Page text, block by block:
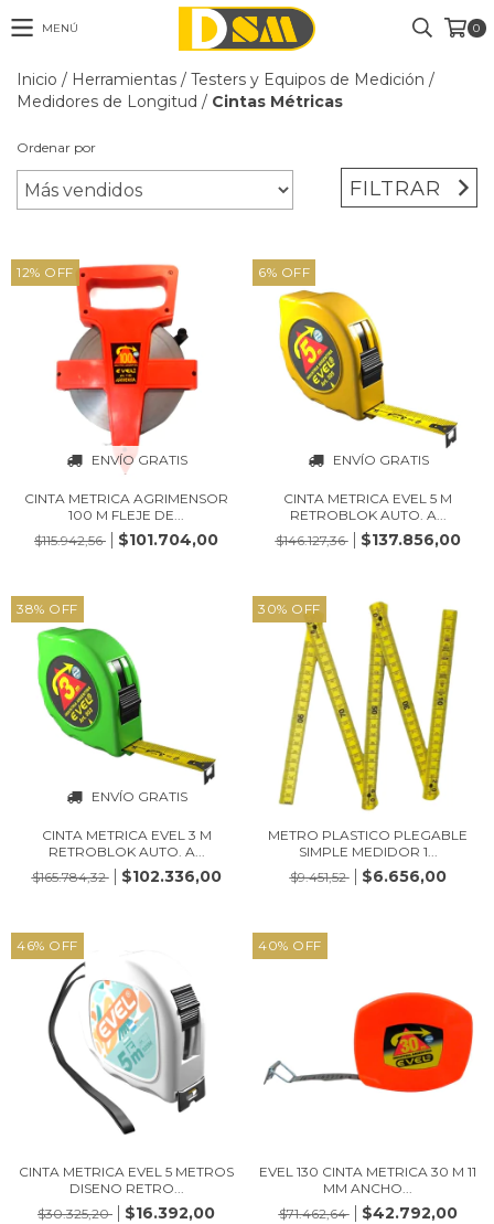
MENÚ 0
Inicio / Herramientas / Testers y Equipos de Medición /
Medidores de Longitud / Cintas Métricas
Ordenar por
FILTRAR
12% OFF
ENVÍO GRATIS
CINTA METRICA AGRIMENSOR
100 M FLEJE DE...
$115.942,56
$101.704,00
6% OFF
ENVÍO GRATIS
CINTA METRICA EVEL 5 M
RETROBLOK AUTO. A...
$146.127,36
$137.856,00
38% OFF
ENVÍO GRATIS
CINTA METRICA EVEL 3 M
RETROBLOK AUTO. A...
$165.784,32
$102.336,00
30% OFF
METRO PLASTICO PLEGABLE
SIMPLE MEDIDOR 1...
$9.451,52
$6.656,00
46% OFF
CINTA METRICA EVEL 5 METROS
DISENO RETRO...
$30.325,20
$16.392,00
40% OFF
EVEL 130 CINTA METRICA 30 M 11
MM ANCHO...
$71.462,64
$42.792,00